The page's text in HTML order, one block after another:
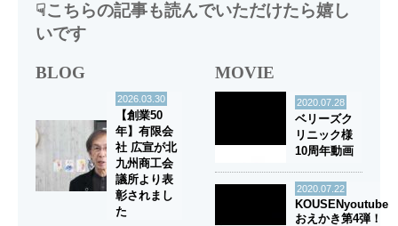
☟こちらの記事も読んでいただけたら嬉し
いです
BLOG
2026.03.30
【創業50
年】有限会
社 広宣が北
九州商工会
議所より表
彰されまし
た
MOVIE
2020.07.28
ベリーズク
リニック様
10周年動画
2020.07.22
KOUSENyoutube
おえかき第4弾！